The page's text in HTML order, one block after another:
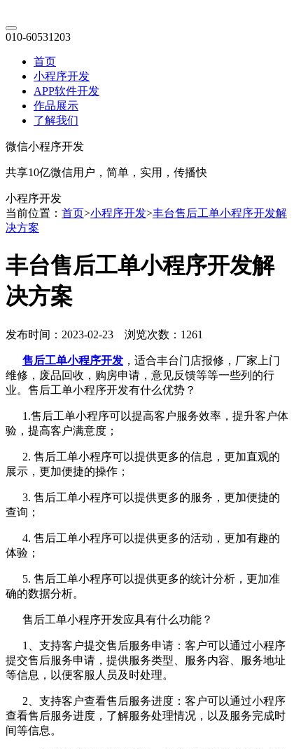
010-60531203
首页
小程序开发
APP软件开发
作品展示
了解我们
微信小程序开发
共享10亿微信用户，简单，实用，传播快
小程序开发
当前位置： 首页>小程序开发>丰台售后工单小程序开发解
决方案
丰台售后工单小程序开发解
决方案
发布时间：2023-02-23 浏览次数：1261
售后工单小程序开发 ，适合丰台门店报修，厂家上门
维修，废品回收，购房申请，意见反馈等等一些列的行
业。售后工单小程序开发有什么优势？
1.售后工单小程序可以提高客户服务效率，提升客户体
验，提高客户满意度；
2. 售后工单小程序可以提供更多的信息，更加直观的
展示，更加便捷的操作；
3. 售后工单小程序可以提供更多的服务，更加便捷的
查询；
4. 售后工单小程序可以提供更多的活动，更加有趣的
体验；
5. 售后工单小程序可以提供更多的统计分析，更加准
确的数据分析。
售后工单小程序开发应具有什么功能？
1、支持客户提交售后服务申请：客户可以通过小程序
提交售后服务申请，提供服务类型、服务内容、服务地址
等信息，以便客服人员及时处理。
2、支持客户查看售后服务进度：客户可以通过小程序
查看售后服务进度，了解服务处理情况，以及服务完成时
间等信息。